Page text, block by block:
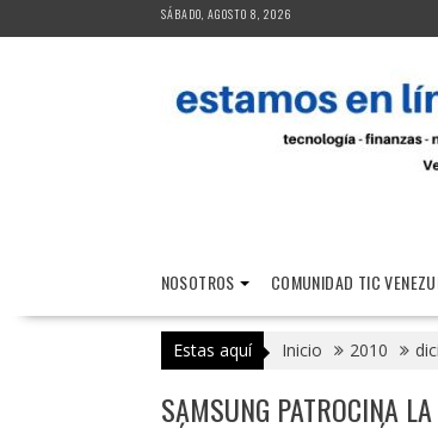
al
SÁBADO, AGOSTO 8, 2026
NOSOTROS COMUNIDAD TIC
Estas aquí Inicio 2010
SAMSUNG PATROCINA